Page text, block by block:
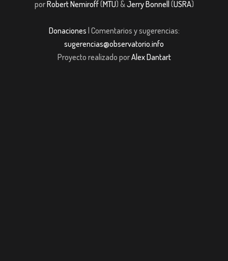
porRobert Nemiroff(MTU) &Jerry Bonnell (USRA)
Donaciones | Comentarios y sugerencias:
sugerencias@observatorio.info
Proyecto realizado porAlex Dantart